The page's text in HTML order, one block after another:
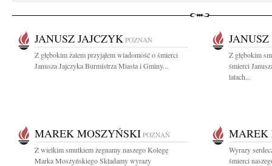
JANUSZ JAJCZYK POZNAŃ
Z głębokim żalem przyjąłem wiadomość o śmierci
Janusza Jajczyka Burmistrza Miasta i Gminy...
Z głębokim
śmierci
latach...
MAREK MOSZYŃSKI POZNAŃ
Z wielkim smutkiem żegnamy naszego Kolegę
Marka Moszyńskiego Składamy wyrazy
MAREK
Wyrazy
śmierci